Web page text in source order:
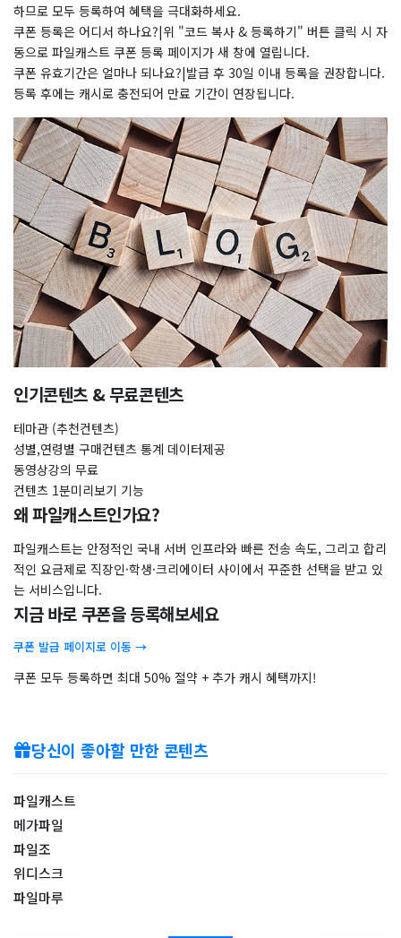
하므로 모두 등록하여 혜택을 극대화하세요.
쿠폰 등록은 어디서 하나요?|위 "코드 복사 & 등록하기" 버튼 클릭 시 자
동으로 파일캐스트 쿠폰 등록 페이지가 새 창에 열립니다.
쿠폰 유효기간은 얼마나 되나요?|발급 후 30일 이내 등록을 권장합니다.
등록 후에는 캐시로 충전되어 만료 기간이 연장됩니다.
인기콘텐츠 & 무료콘텐츠
테마관 (추천컨텐츠)
성별,연령별 구매컨텐츠 통계 데이터제공
동영상강의 무료
컨텐츠 1분미리보기 기능
왜 파일캐스트인가요?
파일캐스트는 안정적인 국내 서버 인프라와 빠른 전송 속도, 그리고 합리
적인 요금제로 직장인·학생·크리에이터 사이에서 꾸준한 선택을 받고 있
는 서비스입니다.
지금 바로 쿠폰을 등록해보세요
쿠폰 발급 페이지로 이동 →
쿠폰 모두 등록하면 최대 50% 절약 + 추가 캐시 혜택까지!
당신이 좋아할 만한 콘텐츠
파일캐스트
메가파일
파일조
위디스크
파일마루